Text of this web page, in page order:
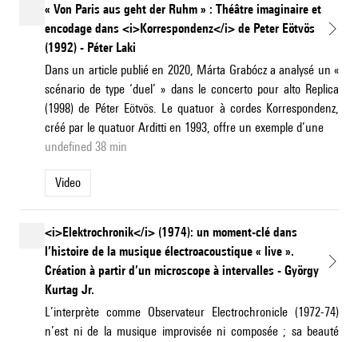
« Von Paris aus geht der Ruhm » : Théâtre imaginaire et
encodage dans <i>Korrespondenz</i> de Peter Eötvös
(1992) - Péter Laki
Dans un article publié en 2020, Márta Grabócz a analysé un «
scénario de type ‘duel’ » dans le concerto pour alto Replica
(1998) de Péter Eötvös. Le quatuor à cordes Korrespondenz,
créé par le quatuor Arditti en 1993, offre un exemple d’une
undefined 38 min
Video
<i>Elektrochronik</i> (1974): un moment-clé dans
l’histoire de la musique électroacoustique « live ».
Création à partir d’un microscope à intervalles - György
Kurtag Jr.
L’interprète comme Observateur Electrochronicle (1972-74)
n’est ni de la musique improvisée ni composée ; sa beauté